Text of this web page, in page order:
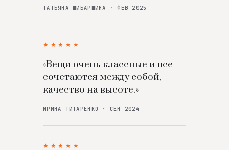
ТАТЬЯНА ШИБАРШИНА · ФЕВ 2025
★★★★★
«Вещи очень классные и все
сочетаются между собой,
качество на высоте.»
ИРИНА ТИТАРЕНКО · СЕН 2024
★★★★★